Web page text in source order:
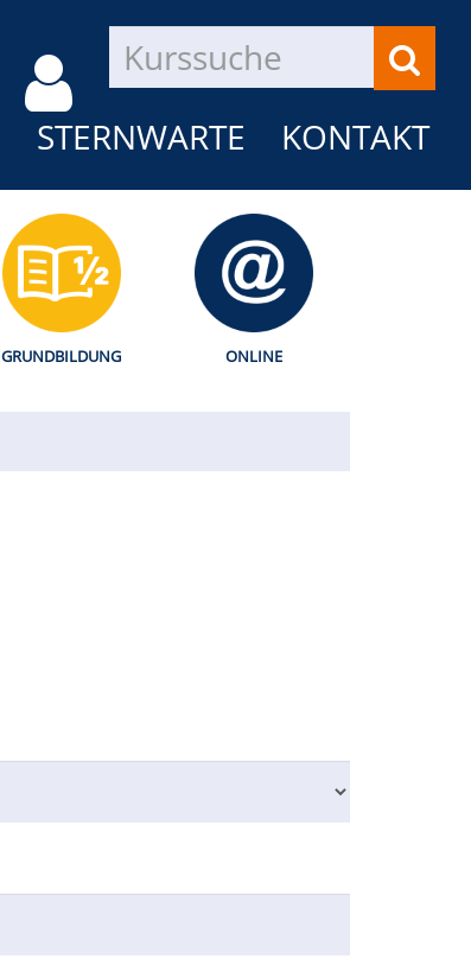
STERNWARTE KONTAKT
GRUNDBILDUNG ONLINE